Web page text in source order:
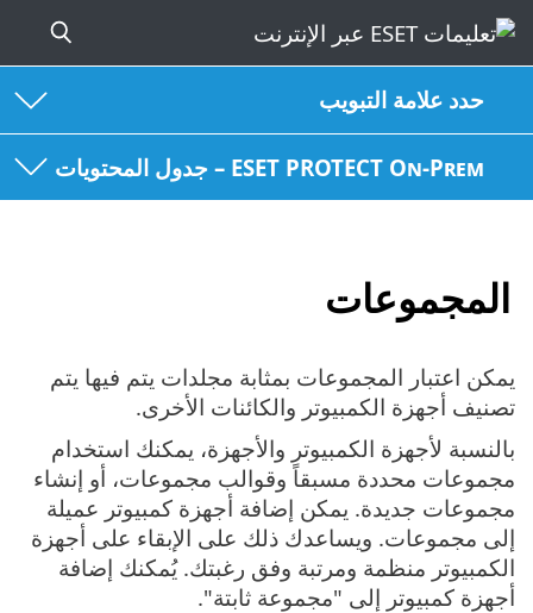
حدد علامة التبويب
ESET PROTECT On-Prem – جدول المحتويات
المجموعات
يمكن اعتبار المجموعات بمثابة مجلدات يتم فيها يتم
تصنيف أجهزة الكمبيوتر والكائنات الأخرى.
بالنسبة لأجهزة الكمبيوتر والأجهزة، يمكنك استخدام
مجموعات محددة مسبقاً وقوالب مجموعات، أو إنشاء
مجموعات جديدة. يمكن إضافة أجهزة كمبيوتر عميلة
إلى مجموعات. ويساعدك ذلك على الإبقاء على أجهزة
الكمبيوتر منظمة ومرتبة وفق رغبتك. يُمكنك إضافة
أجهزة كمبيوتر إلى "مجموعة ثابتة".